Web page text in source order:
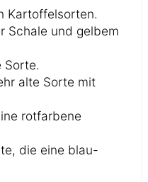
Kartoffelsorten.
Schale und gelbem
Sorte.
alte Sorte mit
rotfarbene
die eine blau-